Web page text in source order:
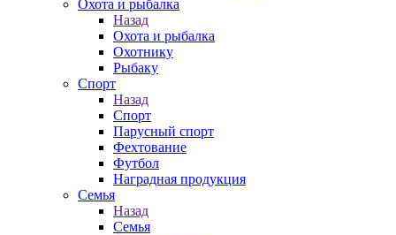
Охота и рыбалка
Назад
Охота и рыбалка
Охотнику
Рыбаку
Спорт
Назад
Спорт
Парусный спорт
Фехтование
Футбол
Наградная продукция
Семья
Назад
Семья